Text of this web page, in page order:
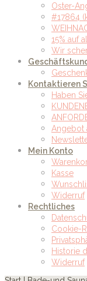
Oster-
#17864
15% auf
Wir
Kontaktieren
Haben
Angebot
Mein Konto
Kasse
Widerruf
Rechtliches
Cookie-
Historie
Widerruf